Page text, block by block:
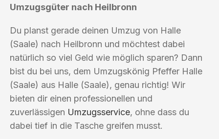
Umzugsgüter nach Heilbronn
Du planst gerade deinen Umzug von Halle
(Saale) nach Heilbronn und möchtest dabei
natürlich so viel Geld wie möglich sparen? Dann
bist du bei uns, dem Umzugskönig Pfeffer Halle
(Saale) aus Halle (Saale), genau richtig! Wir
bieten dir einen professionellen und
zuverlässigen Umzugsservice, ohne dass du
dabei tief in die Tasche greifen musst.